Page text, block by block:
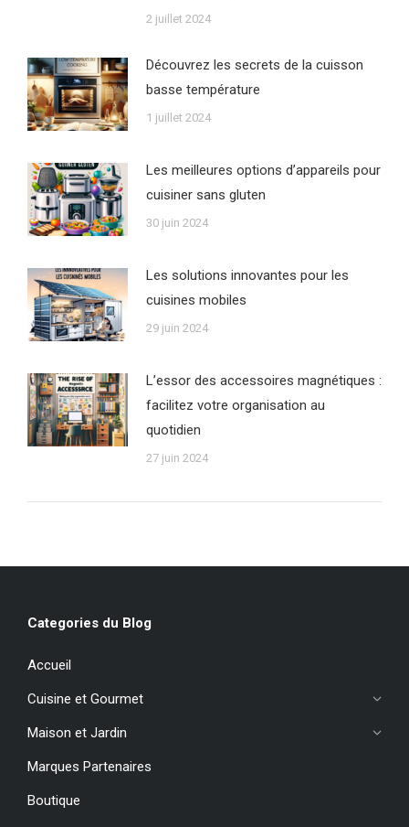
2 juillet 2024
Découvrez les secrets de la cuisson
basse température
1 juillet 2024
Les meilleures options d’appareils pour
cuisiner sans gluten
30 juin 2024
Les solutions innovantes pour les
cuisines mobiles
29 juin 2024
L’essor des accessoires magnétiques :
facilitez votre organisation au
quotidien
27 juin 2024
Categories du Blog
Accueil
Cuisine et Gourmet
Maison et Jardin
Marques Partenaires
Boutique